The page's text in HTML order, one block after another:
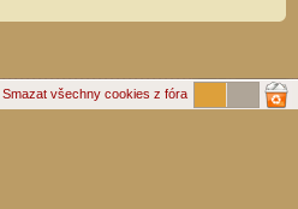
Smazat všechny cookies z fóra